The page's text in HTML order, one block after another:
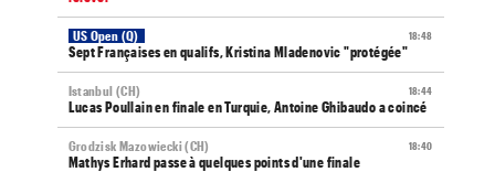
18:48
US Open (Q)
Sept Françaises en qualifs, Kristina Mladenovic "protégée"
18:44
Istanbul (CH)
Lucas Poullain en finale en Turquie, Antoine Ghibaudo a coincé
18:40
Grodzisk Mazowiecki (CH)
Mathys Erhard passe à quelques points d'une finale